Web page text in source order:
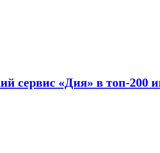
сервис «Дия» в топ-200